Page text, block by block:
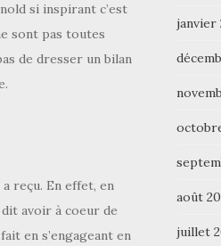
si inspirant c’est
sont pas toutes
de dresser un bilan
reçu. En effet, en
avoir à coeur de
en s’engageant en
janvier
août
juillet